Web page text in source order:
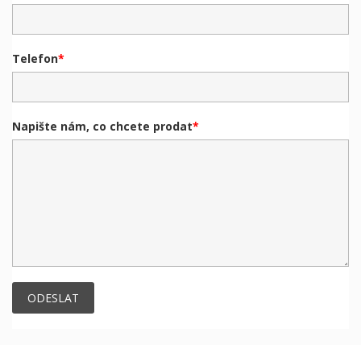
Telefon
Napište nám, co chcete prodat
ODESLAT